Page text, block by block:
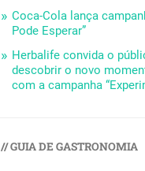
Coca-Cola lança
Pode Esperar”
Herbalife convida o
descobrir o novo
com a campanha
// GUIA DE GASTRONOMIA